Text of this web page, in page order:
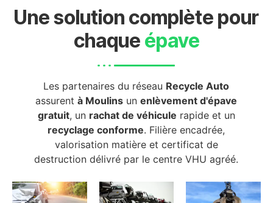
Une solution complète pour
chaque épave
Les partenaires du réseau Recycle Auto
assurentà Moulins unenlèvement d'épave
gratuit, un rachat de véhicule rapide et un
recyclage conforme. Filière encadrée,
valorisation matière et certificat de
destruction délivré par le centre VHU agréé.